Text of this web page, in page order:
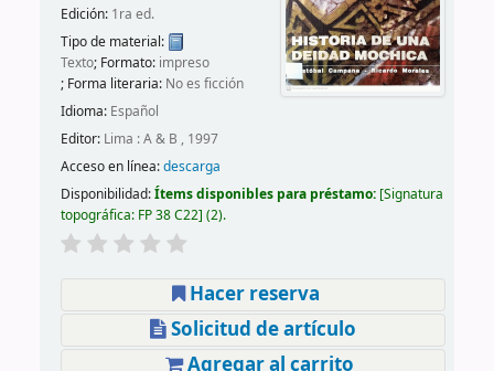
Edición: 1ra ed.
Tipo de material:
Texto; Formato: impreso
; Forma literaria: No es ficción
Idioma: Español
Editor: Lima : A & B , 1997
Acceso en línea:descarga
Disponibilidad:Ítems disponibles para préstamo: Signatura
topográfica: FP 38 C22 (2).
Hacer reserva
Solicitud de artículo
Agregar al carrito